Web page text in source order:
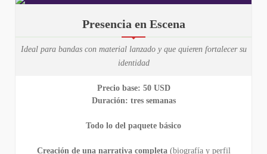
Presencia en Escena
Ideal para bandas con material lanzado y que quieren fortalecer su
identidad
Precio base: 50 USD
Duración: tres semanas
Todo lo del paquete básico
Creación de una narrativa completa (biografía y perfil